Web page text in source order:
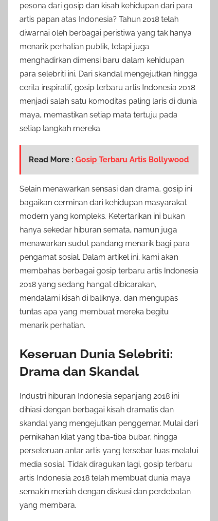
pesona dari gosip dan kisah kehidupan dari para
artis papan atas Indonesia? Tahun 2018 telah
diwarnai oleh berbagai peristiwa yang tak hanya
menarik perhatian publik, tetapi juga
menghadirkan dimensi baru dalam kehidupan
para selebriti ini. Dari skandal mengejutkan hingga
cerita inspiratif, gosip terbaru artis Indonesia 2018
menjadi salah satu komoditas paling laris di dunia
maya, memastikan setiap mata tertuju pada
setiap langkah mereka.
Read More : Gosip Terbaru Artis Bollywood
Selain menawarkan sensasi dan drama, gosip ini
bagaikan cerminan dari kehidupan masyarakat
modern yang kompleks. Ketertarikan ini bukan
hanya sekedar hiburan semata, namun juga
menawarkan sudut pandang menarik bagi para
pengamat sosial. Dalam artikel ini, kami akan
membahas berbagai gosip terbaru artis Indonesia
2018 yang sedang hangat dibicarakan,
mendalami kisah di baliknya, dan mengupas
tuntas apa yang membuat mereka begitu
menarik perhatian.
Keseruan Dunia Selebriti:
Drama dan Skandal
Industri hiburan Indonesia sepanjang 2018 ini
dihiasi dengan berbagai kisah dramatis dan
skandal yang mengejutkan penggemar. Mulai dari
pernikahan kilat yang tiba-tiba bubar, hingga
perseteruan antar artis yang tersebar luas melalui
media sosial. Tidak diragukan lagi, gosip terbaru
artis Indonesia 2018 telah membuat dunia maya
semakin meriah dengan diskusi dan perdebatan
yang membara.